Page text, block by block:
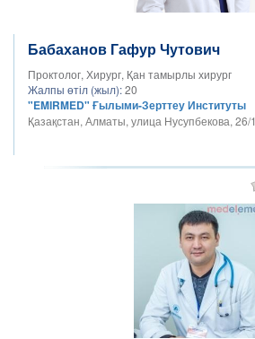
Бабаханов Гафур Чутович
Проктолог, Хирург, Қан тамырлы хирург
Жалпы өтіл (жыл):20
"EMIRMED" Ғылыми-Зерттеу Институты
Қазақстан, Алматы, улица Нусупбекова, 26/1